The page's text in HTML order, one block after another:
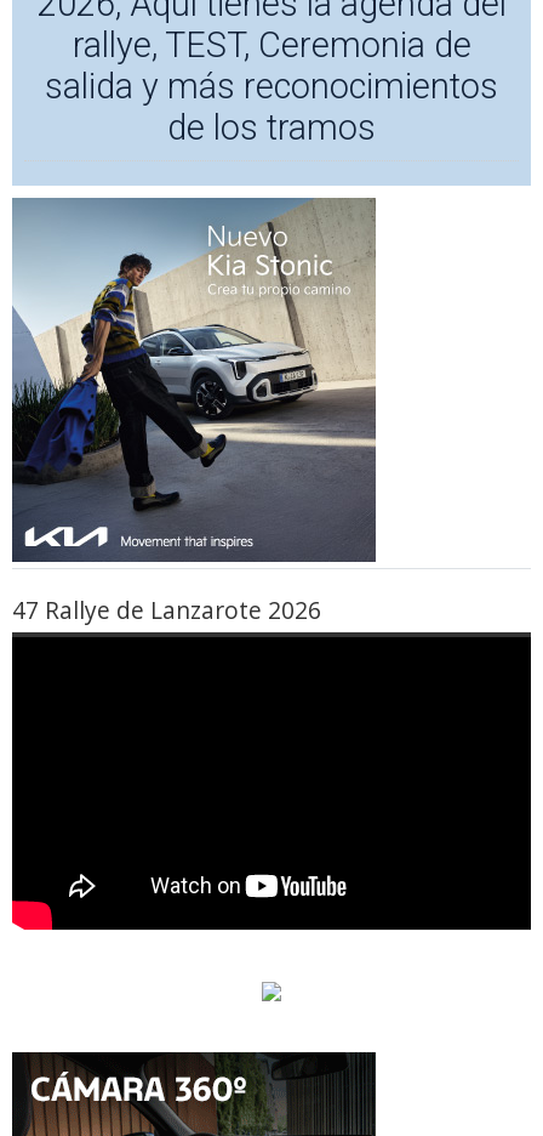
rallye, TEST, Ceremonia de
salida y más reconocimientos
de los tramos
47 Rallye de Lanzarote 2026